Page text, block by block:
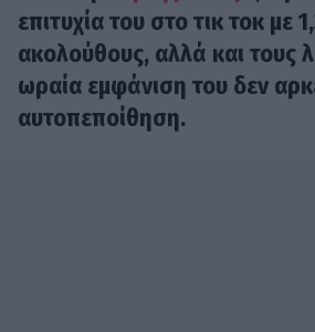
επιτυχία του στο τικ τοκ με
ακολούθους, αλλά και τους
ωραία εμφάνιση του δεν
αυτοπεποίθηση.